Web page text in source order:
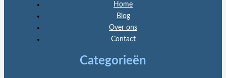
Home
Blog
Over ons
Contact
Categorieën